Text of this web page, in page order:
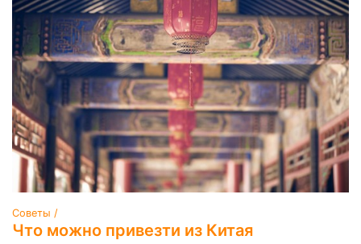
Советы /
Что можно привезти из Китая